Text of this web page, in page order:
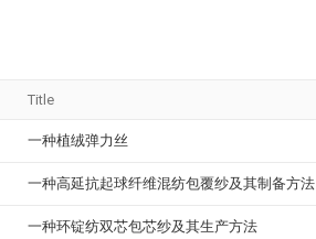
Title
一种植绒弹力丝
一种高延抗起球纤维混纺包覆纱及其制备方法
一种环锭纺双芯包芯纱及其生产方法